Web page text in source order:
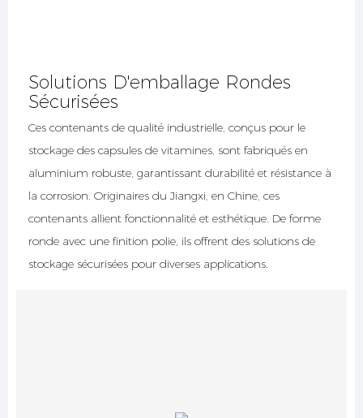
Solutions D'emballage Rondes
Sécurisées
Ces contenants de qualité industrielle, conçus pour le
stockage des capsules de vitamines, sont fabriqués en
aluminium robuste, garantissant durabilité et résistance à
la corrosion. Originaires du Jiangxi, en Chine, ces
contenants allient fonctionnalité et esthétique. De forme
ronde avec une finition polie, ils offrent des solutions de
stockage sécurisées pour diverses applications.